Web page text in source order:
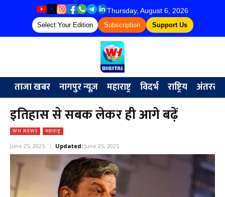
Thursday, August 6, 2026
Select Your Edition Subscription Support Us
ताजा खबर नागपुर न्यूज़ महाराष्ट्र विदर्भ राष्ट्रिय
इतिहास से सबक लेकर ही आगे बढ़ें
WH NEWS महाराष्ट्र
June 25, 2025 Updated: June 25, 2025